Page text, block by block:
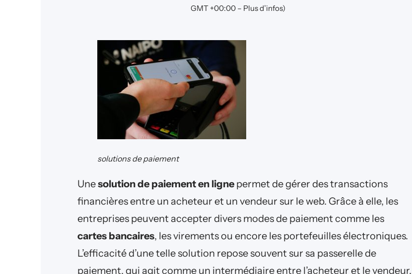
GMT +00:00 – Plus d’infos)
solutions de paiement
Unesolution de paiement en lignepermet de gérer des transactions
financières entre un acheteur et un vendeur sur le web. Grâce à elle, les
entreprises peuvent accepter divers modes de paiement comme les
cartes bancaires, les virements ou encore les portefeuilles électroniques.
L’efficacité d’une telle solution repose souvent sur sa passerelle de
paiement, qui agit comme un intermédiaire entre l’acheteur et le vendeur.